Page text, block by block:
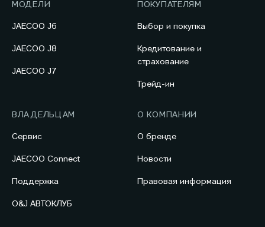
МОДЕЛИ
JAECOO J6
JAECOO J8
JAECOO J7
ПОКУПАТЕЛЯМ
Выбор и покупка
Кредитование и
страхование
Трейд-ин
ВЛАДЕЛЬЦАМ
Сервис
JAECOO Connect
Поддержка
O&J АВТОКЛУБ
О КОМПАНИИ
О бренде
Новости
Правовая информация